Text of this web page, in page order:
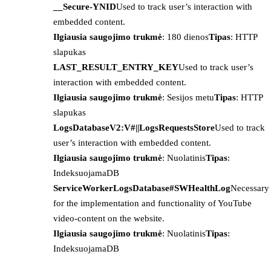
__Secure-YNIDUsed to track user’s interaction with
embedded content.
Ilgiausia saugojimo trukmė: 180 dienosTipas: HTTP
slapukas
LAST_RESULT_ENTRY_KEYUsed to track user’s
interaction with embedded content.
Ilgiausia saugojimo trukmė: Sesijos metuTipas: HTTP
slapukas
LogsDatabaseV2:V#||LogsRequestsStoreUsed to track
user’s interaction with embedded content.
Ilgiausia saugojimo trukmė: NuolatinisTipas:
IndeksuojamaDB
ServiceWorkerLogsDatabase#SWHealthLogNecessary
for the implementation and functionality of YouTube
video-content on the website.
Ilgiausia saugojimo trukmė: NuolatinisTipas:
IndeksuojamaDB